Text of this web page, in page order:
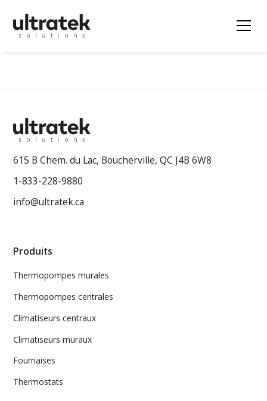
615 B Chem. du Lac, Boucherville, QC J4B 6W8
1-833-228-9880
info@ultratek.ca
Produits
Thermopompes murales
Thermopompes centrales
Climatiseurs centraux
Climatiseurs muraux
Fournaises
Thermostats